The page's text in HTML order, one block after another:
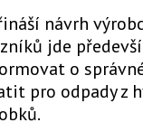
návrh
jde
o
pro odpady z